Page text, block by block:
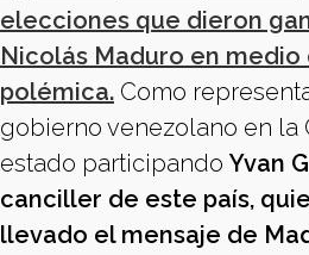
elecciones que dieron
Nicolás Maduro en medio
polémica. Como
gobierno venezolano en la
estado participando Yvan
canciller de este país,
llevado el mensaje de